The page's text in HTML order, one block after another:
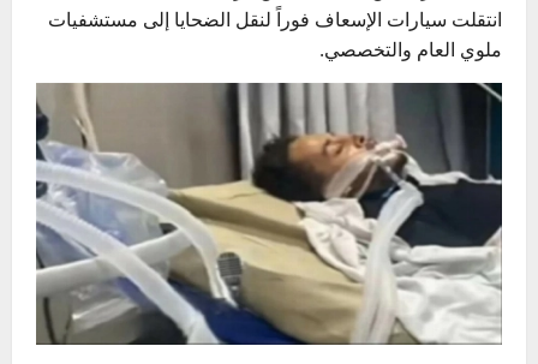
انتقلت سيارات الإسعاف فوراً لنقل الضحايا إلى مستشفيات
ملوي العام والتخصصي.